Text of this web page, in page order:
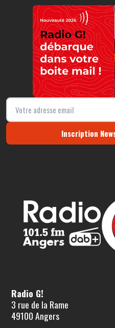
Inscription
Radio G!
3 rue de la Rame
49100 Angers